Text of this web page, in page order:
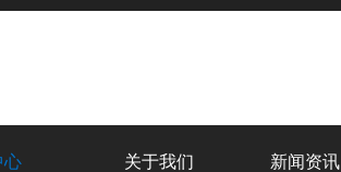
心 关于我们 新闻资讯